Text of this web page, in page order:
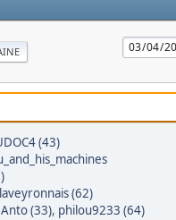
(43)
laveyronnais (62)
Anto (33), philou9233 (64)